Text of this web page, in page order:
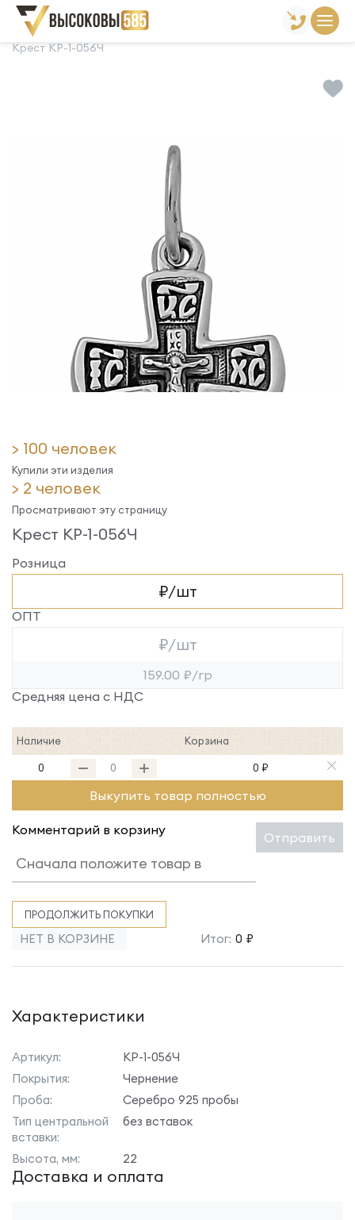
Главная Склад готовой продукции
Крест КР-1-056Ч
> 100 человек
Купили эти изделия
> 2 человек
Просматривают эту страницу
Крест КР-1-056Ч
Розница
₽/шт
ОПТ
₽/шт
159.00 ₽/гр
Средняя цена с НДС
Наличие Корзина
0 0 ₽
Выкупить товар полностью
Комментарий в корзину Отправить
ПРОДОЛЖИТЬ ПОКУПКИ
НЕТ В КОРЗИНЕ Итог: 0 ₽
Характеристики
Артикул:
КР-1-056Ч
Покрытия:
Чернение
Проба:
Серебро 925 пробы
Тип центральной
вставки:
без вставок
Высота, мм: 22
Доставка и оплата